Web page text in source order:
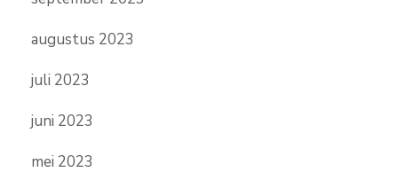
augustus 2023
juli 2023
juni 2023
mei 2023